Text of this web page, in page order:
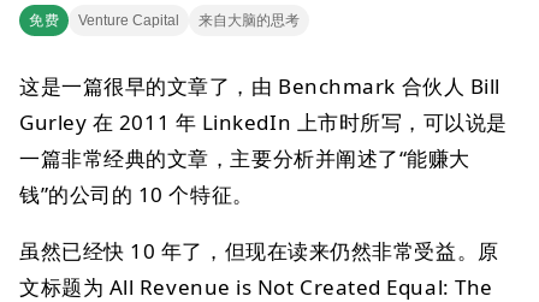
免费 Venture Capital 来自大脑的思考
这是一篇很早的文章了，由 Benchmark 合伙人 Bill
Gurley 在 2011 年 LinkedIn 上市时所写，可以说是
一篇非常经典的文章，主要分析并阐述了“能赚大
钱”的公司的 10 个特征。
虽然已经快 10 年了，但现在读来仍然非常受益。原
文标题为 All Revenue is Not Created Equal: The